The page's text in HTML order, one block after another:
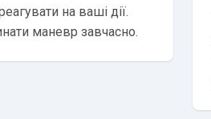
на ваші дії.
маневр завчасно.